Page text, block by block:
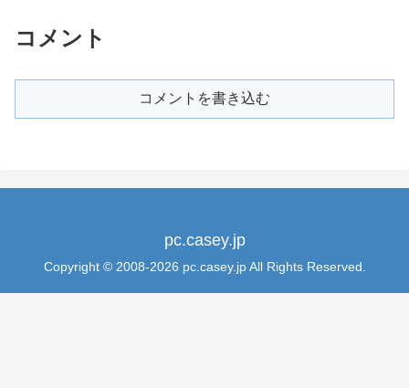
コメント
コメントを書き込む
pc.casey.jp
Copyright © 2008-2026 pc.casey.jp All Rights Reserved.